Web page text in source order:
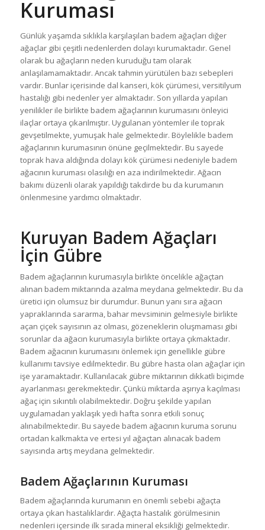
Kuruması
Günlük yaşamda sıklıkla karşılaşılan badem ağaçları diğer
ağaçlar gibi çeşitli nedenlerden dolayı kurumaktadır. Genel
olarak bu ağaçların neden kuruduğu tam olarak
anlaşılamamaktadır. Ancak tahmin yürütülen bazı sebepleri
vardır. Bunlar içerisinde dal kanseri, kök çürümesi, versitilyum
hastalığı gibi nedenler yer almaktadır. Son yıllarda yapılan
yenilikler ile birlikte badem ağaçlarının kurumasını önleyici
ilaçlar ortaya çıkarılmıştır. Uygulanan yöntemler ile toprak
gevşetilmekte, yumuşak hale gelmektedir. Böylelikle badem
ağaçlarının kurumasının önüne geçilmektedir. Bu sayede
toprak hava aldığında dolayı kök çürümesi nedeniyle badem
ağacının kuruması olasılığı en aza indirilmektedir. Ağacın
bakımı düzenli olarak yapıldığı takdirde bu da kurumanın
önlenmesine yardımcı olmaktadır.
Kuruyan Badem Ağaçları
İçin Gübre
Badem ağaçlarının kurumasıyla birlikte öncelikle ağaçtan
alınan badem miktarında azalma meydana gelmektedir. Bu da
üretici için olumsuz bir durumdur. Bunun yanı sıra ağacın
yapraklarında sararma, bahar mevsiminin gelmesiyle birlikte
açan çiçek sayısının az olması, gözeneklerin oluşmaması gibi
sorunlar da ağacın kurumasıyla birlikte ortaya çıkmaktadır.
Badem ağacının kurumasını önlemek için genellikle gübre
kullanımı tavsiye edilmektedir. Bu gübre hasta olan ağaçlar için
işe yaramaktadır. Kullanılacak gübre miktarının dikkatli biçimde
ayarlanması gerekmektedir. Çünkü miktarda aşırıya kaçılması
ağaç için sıkıntılı olabilmektedir. Doğru şekilde yapılan
uygulamadan yaklaşık yedi hafta sonra etkili sonuç
alınabilmektedir. Bu sayede badem ağacının kuruma sorunu
ortadan kalkmakta ve ertesi yıl ağaçtan alınacak badem
sayısında artış meydana gelmektedir.
Badem Ağaçlarının Kuruması
Badem ağaçlarında kurumanın en önemli sebebi ağaçta
ortaya çıkan hastalıklardır. Ağaçta hastalık görülmesinin
nedenleri içersinde ilk sırada mineral eksikliği gelmektedir.